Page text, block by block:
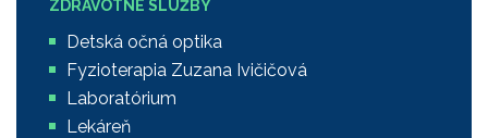
ZDRAVOTNÉ SLUŽBY
Detská očná optika
Fyzioterapia Zuzana Ivičičová
Laboratórium
Lekáreň